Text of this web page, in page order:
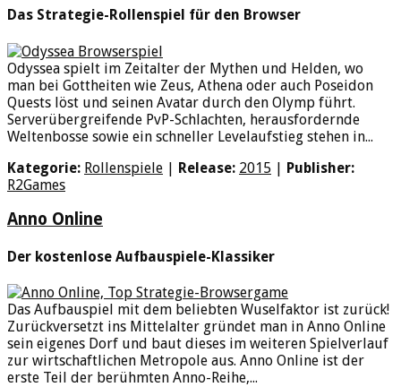
Das Strategie-Rollenspiel für den Browser
Odyssea spielt im Zeitalter der Mythen und Helden, wo
man bei Gottheiten wie Zeus, Athena oder auch Poseidon
Quests löst und seinen Avatar durch den Olymp führt.
Serverübergreifende PvP-Schlachten, herausfordernde
Weltenbosse sowie ein schneller Levelaufstieg stehen in...
Kategorie: Rollenspiele | Release: 2015 | Publisher:
R2Games
Anno Online
Der kostenlose Aufbauspiele-Klassiker
Das Aufbauspiel mit dem beliebten Wuselfaktor ist zurück!
Zurückversetzt ins Mittelalter gründet man in Anno Online
sein eigenes Dorf und baut dieses im weiteren Spielverlauf
zur wirtschaftlichen Metropole aus. Anno Online ist der
erste Teil der berühmten Anno-Reihe,...